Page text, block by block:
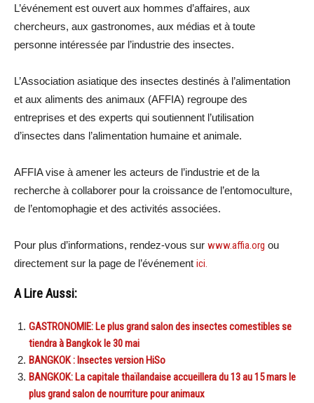
L’événement est ouvert aux hommes d’affaires, aux
chercheurs, aux gastronomes, aux médias et à toute
personne intéressée par l’industrie des insectes.
L’Association asiatique des insectes destinés à l’alimentation
et aux aliments des animaux (AFFIA) regroupe des
entreprises et des experts qui soutiennent l’utilisation
d’insectes dans l’alimentation humaine et animale.
AFFIA vise à amener les acteurs de l’industrie et de la
recherche à collaborer pour la croissance de l’entomoculture,
de l’entomophagie et des activités associées.
Pour plus d’informations, rendez-vous sur www.affia.org ou
directement sur la page de l’événement ici.
A Lire Aussi:
GASTRONOMIE: Le plus grand salon des insectes comestibles se
tiendra à Bangkok le 30 mai
BANGKOK : Insectes version HiSo
BANGKOK: La capitale thaïlandaise accueillera du 13 au 15 mars le
plus grand salon de nourriture pour animaux